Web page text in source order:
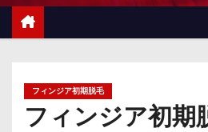
フィンジア初期脱毛
フィンジア初期